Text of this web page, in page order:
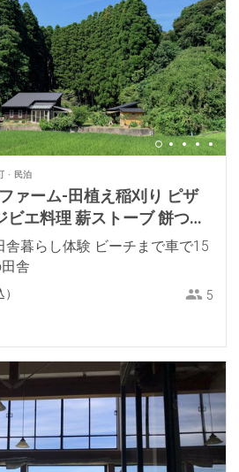
民泊
ァーム-田植え稲刈り ピザ
ビエ料理 薪ストーブ 餅つき
暮らし体験 ビーチまで車で15
舎
5